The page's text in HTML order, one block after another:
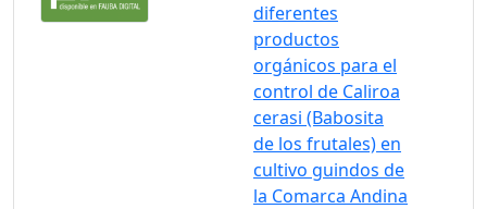
diferentes
productos
orgánicos para el
control de Caliroa
cerasi (Babosita
de los frutales) en
cultivo guindos de
la Comarca Andina